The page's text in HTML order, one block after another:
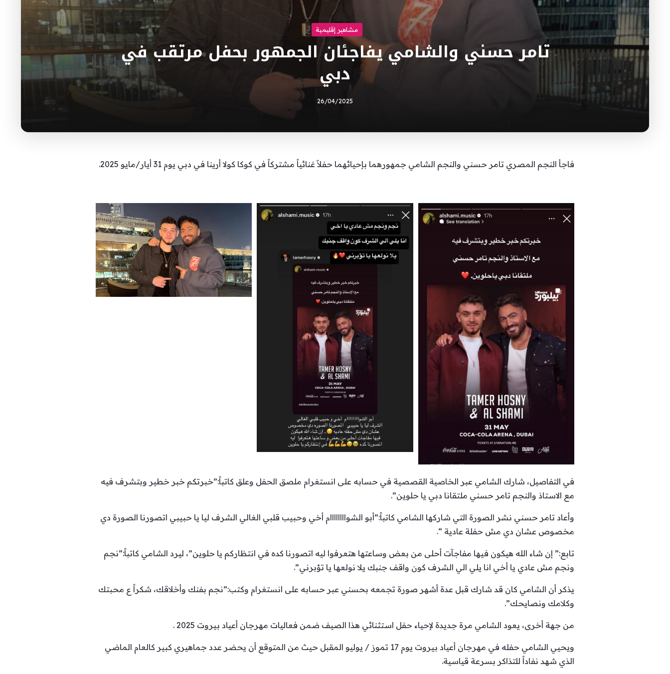
مشاهير إقليمية
تامر حسني والشامي يفاجئان الجمهور بحفل مرتقب في
دبي
26/04/2025
فاجأ النجم المصري تامر حسني والنجم الشامي جمهورهما بإحيائهما حفلاً غنائياً مشتركاً في كوكا كولا أرينا في دبي يوم 31 أيار/مايو 2025.
في التفاصيل، شارك الشامي عبر الخاصية القصصية في حسابه على انستغرام ملصق الحفل وعلق كاتباً:”خبرتكم خبر خطير وبتشرف فيه
مع الاستاذ والنجم تامر حسني ملتقانا دبي يا حلوين”.
وأعاد تامر حسني نشر الصورة التي شاركها الشامي كاتباً:”أبو الشواااااااام أخي وحبيب قلبي الغالي الشرف ليا يا حبيبي اتصورنا الصورة دي
مخصوص عشان دي مش حفلة عادية “.
تابع:” إن شاء الله هيكون فيها مفاجآت أحلى من بعض وساعتها هتعرفوا ليه اتصورنا كده في انتظاركم يا حلوين”، ليرد الشامي كاتباً:”نجم
ونجم مش عادي يا أخي انا يلي الي الشرف كون واقف جنبك يلا نولعها يا تؤبرني”.
يذكر أن الشامي كان قد شارك قبل عدة أشهر صورة تجمعه بحسني عبر حسابه على انستغرام وكتب:”نجم بفنك وأخلاقك، شكراً ع محبتك
وكلامك ونصايحك”.
من جهة أخرى، يعود الشامي مرة جديدة لإحياء حفل استثنائي هذا الصيف ضمن فعاليات مهرجان أعياد بيروت 2025 .
ويحيي الشامي حفله في مهرجان أعياد بيروت يوم 17 تموز / يوليو المقبل حيث من المتوقع أن يحضر عدد جماهيري كبير كالعام الماضي
الذي شهد نفاداً للتذاكر بسرعة قياسية.